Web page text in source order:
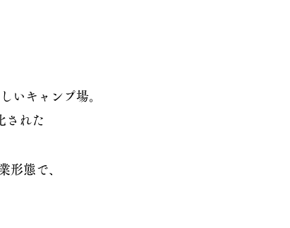
いキャンプ場。
された
形態で、